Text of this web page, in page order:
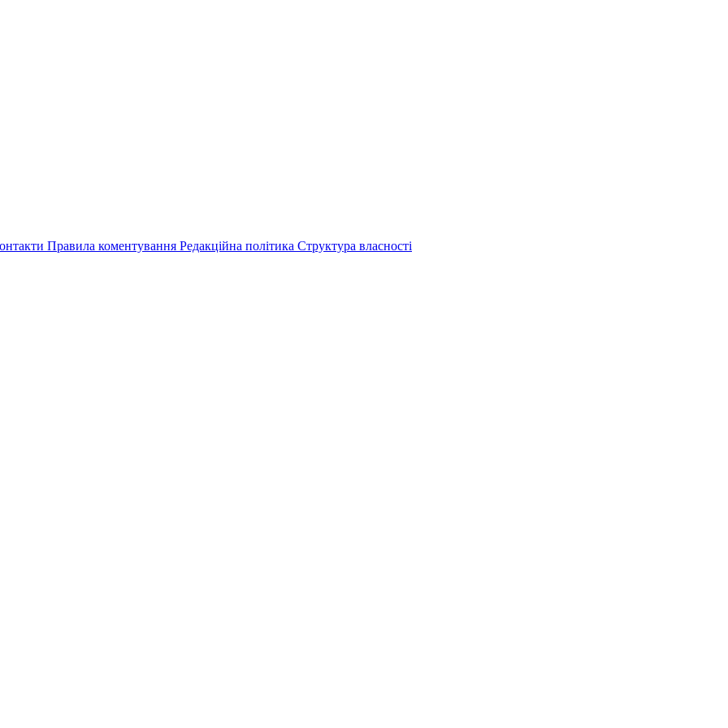
Правила коментування Редакційна політика Структура власності